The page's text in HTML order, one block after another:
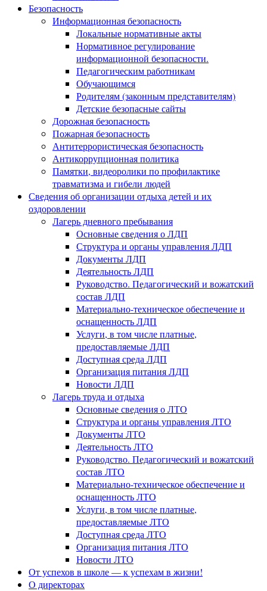
Безопасность
Информационная безопасность
Локальные нормативные акты
Нормативное регулирование
информационной безопасности.
Педагогическим работникам
Обучающимся
Родителям (законным представителям)
Детские безопасные сайты
Дорожная безопасность
Пожарная безопасность
Антитеррористическая безопасность
Антикоррупционная политика
Памятки, видеоролики по профилактике
травматизма и гибели людей
Сведения об организации отдыха детей и их
оздоровлении
Лагерь дневного пребывания
Основные сведения о ЛДП
Структура и органы управления ЛДП
Документы ЛДП
Деятельность ЛДП
Руководство. Педагогический и вожатский
состав ЛДП
Материально-техническое обеспечение и
оснащенность ЛДП
Услуги, в том числе платные,
предоставляемые ЛДП
Доступная среда ЛДП
Организация питания ЛДП
Новости ЛДП
Лагерь труда и отдыха
Основные сведения о ЛТО
Структура и органы управления ЛТО
Документы ЛТО
Деятельность ЛТО
Руководство. Педагогический и вожатский
состав ЛТО
Материально-техническое обеспечение и
оснащенность ЛТО
Услуги, в том числе платные,
предоставляемые ЛТО
Доступная среда ЛТО
Организация питания ЛТО
Новости ЛТО
От успехов в школе — к успехам в жизни!
О директорах